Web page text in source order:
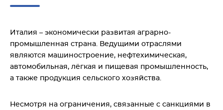
Италия – экономически развитая аграрно-
промышленная страна. Ведущими отраслями
являются машиностроение, нефтехимическая,
автомобильная, лёгкая и пищевая промышленность,
а также продукция сельского хозяйства.
Несмотря на ограничения, связанные с санкциями в